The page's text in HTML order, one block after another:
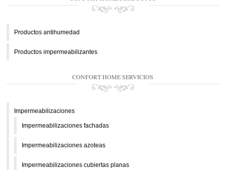
Productos antihumedad
Productos impermeabilizantes
CONFORT HOME SERVICIOS
Impermeabilizaciones
Impermeabilizaciones fachadas
Impermeabilizaciones azoteas
Impermeabilizaciones cubiertas planas